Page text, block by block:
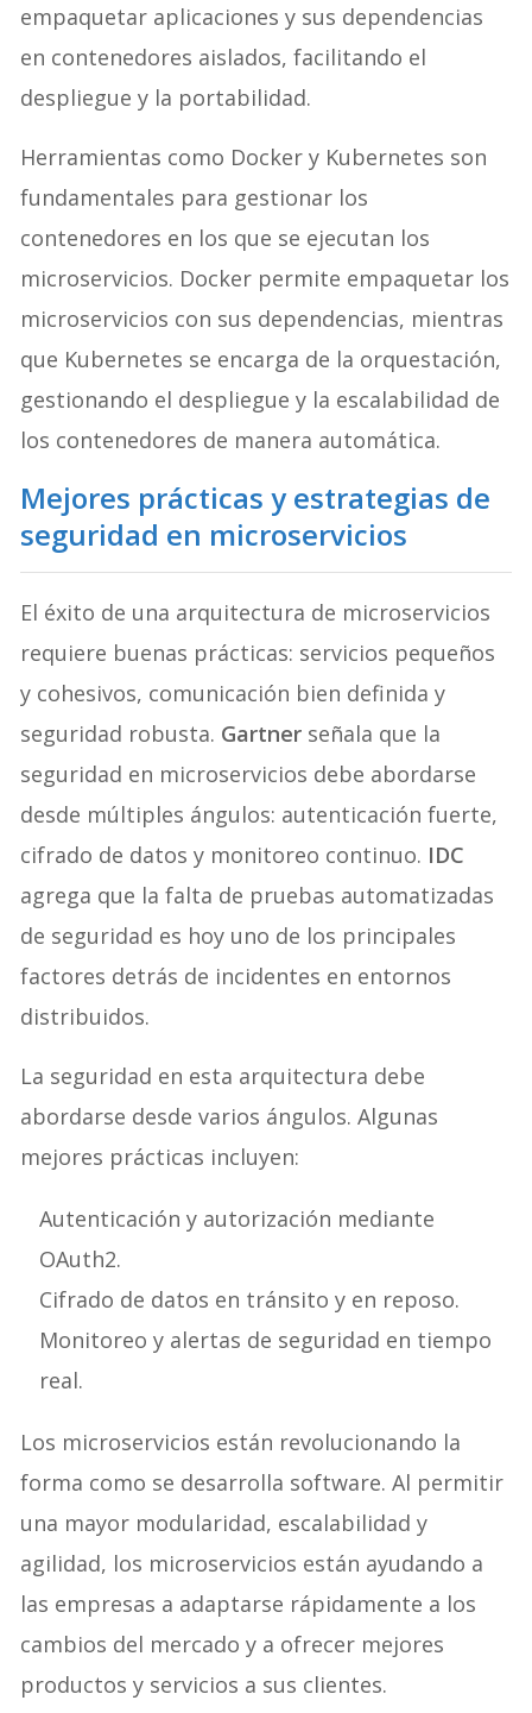
empaquetar aplicaciones y sus dependencias
en contenedores aislados, facilitando el
despliegue y la portabilidad.
Herramientas como Docker y Kubernetes son
fundamentales para gestionar los
contenedores en los que se ejecutan los
microservicios. Docker permite empaquetar los
microservicios con sus dependencias, mientras
que Kubernetes se encarga de la orquestación,
gestionando el despliegue y la escalabilidad de
los contenedores de manera automática.
Mejores prácticas y estrategias de
seguridad en microservicios
El éxito de una arquitectura de microservicios
requiere buenas prácticas: servicios pequeños
y cohesivos, comunicación bien definida y
seguridad robusta. Gartner señala que la
seguridad en microservicios debe abordarse
desde múltiples ángulos: autenticación fuerte,
cifrado de datos y monitoreo continuo. IDC
agrega que la falta de pruebas automatizadas
de seguridad es hoy uno de los principales
factores detrás de incidentes en entornos
distribuidos.
La seguridad en esta arquitectura debe
abordarse desde varios ángulos. Algunas
mejores prácticas incluyen:
Autenticación y autorización mediante
OAuth2.
Cifrado de datos en tránsito y en reposo.
Monitoreo y alertas de seguridad en tiempo
real.
Los microservicios están revolucionando la
forma como se desarrolla software. Al permitir
una mayor modularidad, escalabilidad y
agilidad, los microservicios están ayudando a
las empresas a adaptarse rápidamente a los
cambios del mercado y a ofrecer mejores
productos y servicios a sus clientes.